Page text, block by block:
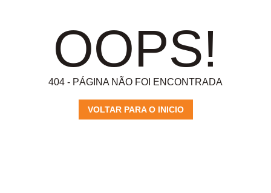
OOPS!
404 - PÁGINA NÃO FOI ENCONTRADA
VOLTAR PARA O INICIO